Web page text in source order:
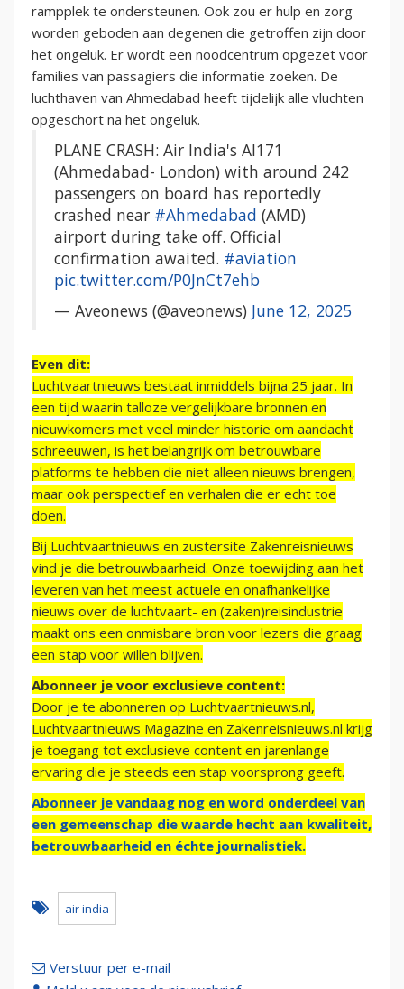
rampplek te ondersteunen. Ook zou er hulp en zorg
worden geboden aan degenen die getroffen zijn door
het ongeluk. Er wordt een noodcentrum opgezet voor
families van passagiers die informatie zoeken. De
luchthaven van Ahmedabad heeft tijdelijk alle vluchten
opgeschort na het ongeluk.
PLANE CRASH: Air India's AI171
(Ahmedabad- London) with around 242
passengers on board has reportedly
crashed near #Ahmedabad (AMD)
airport during take off. Official
confirmation awaited. #aviation
pic.twitter.com/P0JnCt7ehb
— Aveonews (@aveonews) June 12, 2025
Even dit:
Luchtvaartnieuws bestaat inmiddels bijna 25 jaar. In
een tijd waarin talloze vergelijkbare bronnen en
nieuwkomers met veel minder historie om aandacht
schreeuwen, is het belangrijk om betrouwbare
platforms te hebben die niet alleen nieuws brengen,
maar ook perspectief en verhalen die er echt toe
doen.
Bij Luchtvaartnieuws en zustersite Zakenreisnieuws
vind je die betrouwbaarheid. Onze toewijding aan het
leveren van het meest actuele en onafhankelijke
nieuws over de luchtvaart- en (zaken)reisindustrie
maakt ons een onmisbare bron voor lezers die graag
een stap voor willen blijven.
Abonneer je voor exclusieve content:
Door je te abonneren op Luchtvaartnieuws.nl,
Luchtvaartnieuws Magazine en Zakenreisnieuws.nl krijg
je toegang tot exclusieve content en jarenlange
ervaring die je steeds een stap voorsprong geeft.
Abonneer je vandaag nog en word onderdeel van
een gemeenschap die waarde hecht aan kwaliteit,
betrouwbaarheid en échte journalistiek.
air india
Verstuur per e-mail